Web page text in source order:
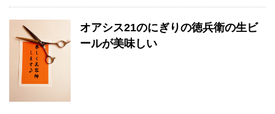
オアシス21のにぎりの徳兵衛の生ビ
ールが美味しい